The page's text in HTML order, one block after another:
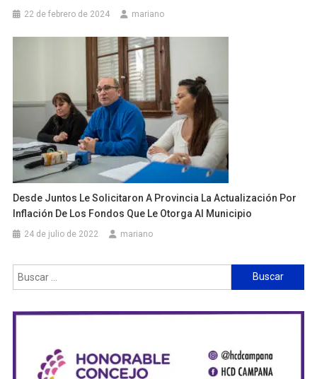
22 de febrero de 2024 mariano
Desde Juntos Le Solicitaron A Provincia La Actualización Por
Inflación De Los Fondos Que Le Otorga Al Municipio
24 de julio de 2022 mariano
Buscar: